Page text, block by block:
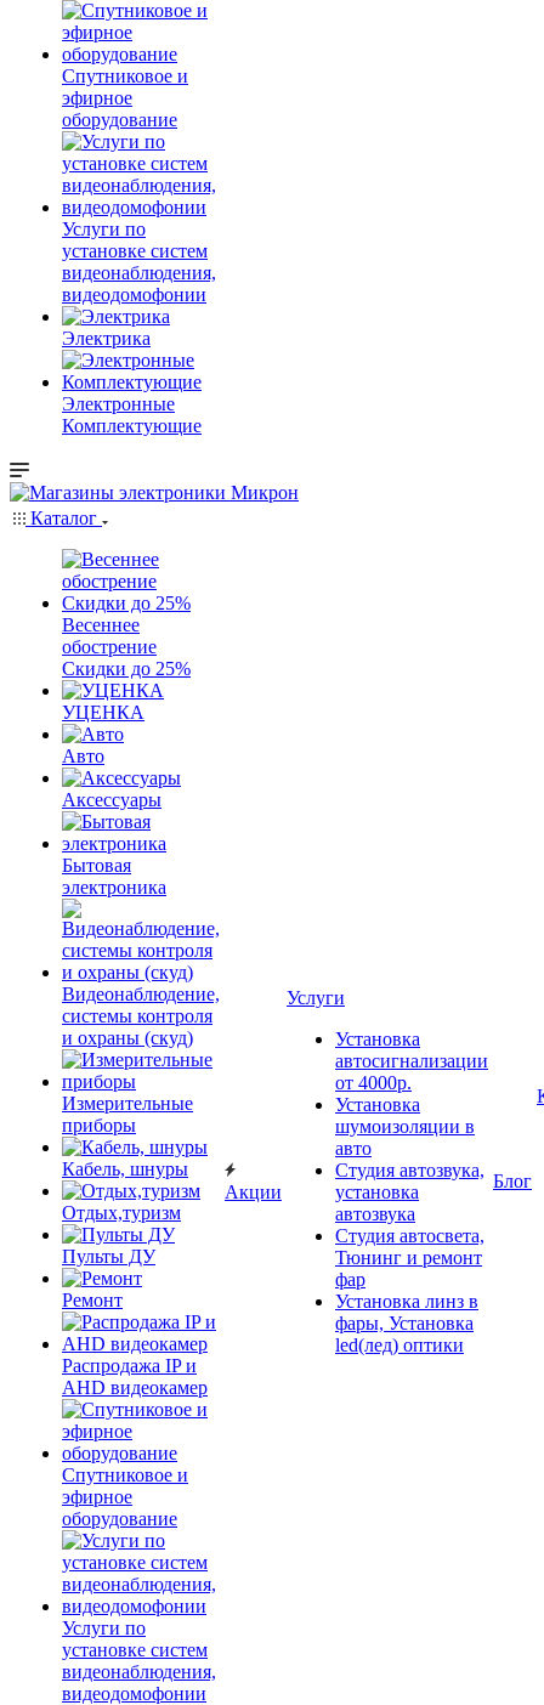
Спутниковое и
эфирное
оборудование
Услуги по
установке систем
видеонаблюдения,
видеодомофонии
Электрика
Электронные
Комплектующие
Каталог
Весеннее
обострение
Скидки до 25%
УЦЕНКА
Авто
Аксессуары
Бытовая
электроника
Видеонаблюдение,
системы контроля
и охраны (скуд)
Измерительные
приборы
Кабель, шнуры
Отдых,туризм
Пульты ДУ
Ремонт
Распродажа IP и
AHD видеокамер
Спутниковое и
эфирное
оборудование
Услуги по
установке систем
видеонаблюдения,
видеодомофонии
Акции
Услуги
Установка
автосигнализации
от 4000р.
Установка
шумоизоляции в
авто
Студия автозвука,
установка
автозвука
Студия автосвета,
Тюнинг и ремонт
фар
Установка линз в
фары, Установка
led(лед) оптики
Блог